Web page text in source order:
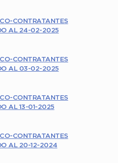
CONTRATANTES
AL 24-02-2025
CONTRATANTES
AL 03-02-2025
CONTRATANTES
AL 13-01-2025
CONTRATANTES
AL 20-12-2024